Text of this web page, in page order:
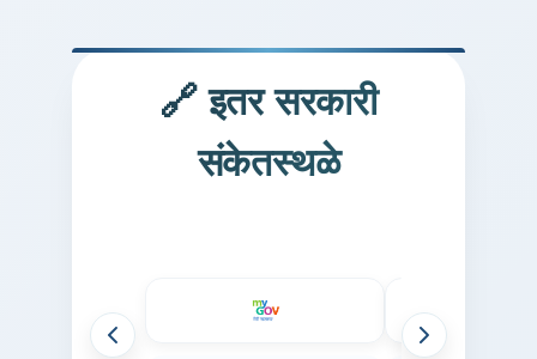
🔗 इतर सरकारी
संकेतस्थळे
मागील संकेतस्थळे पुढील संकेतस्थळे